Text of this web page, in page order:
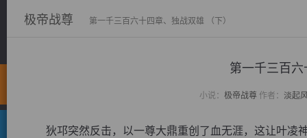
极帝战尊 第一千三百六十四章、独战双雄 （下）
第一千三百
小说： 极帝战尊作者： 淡起
狄邛突然反击，以一尊大鼎重创了血无涯，这让叶凌